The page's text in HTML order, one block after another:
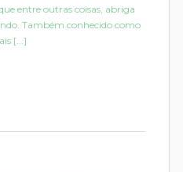
entre outras coisas, abriga
Também conhecido como
[...]